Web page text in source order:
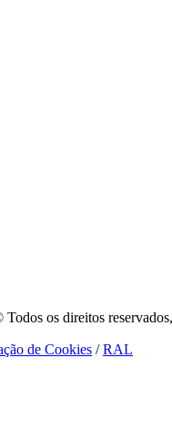
os direitos
de Cookies /RAL